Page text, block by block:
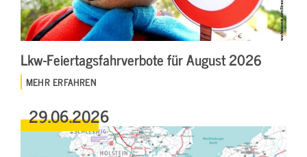
Lkw-Feiertagsfahrverbote für August 2026
MEHR ERFAHREN
29.06.2026